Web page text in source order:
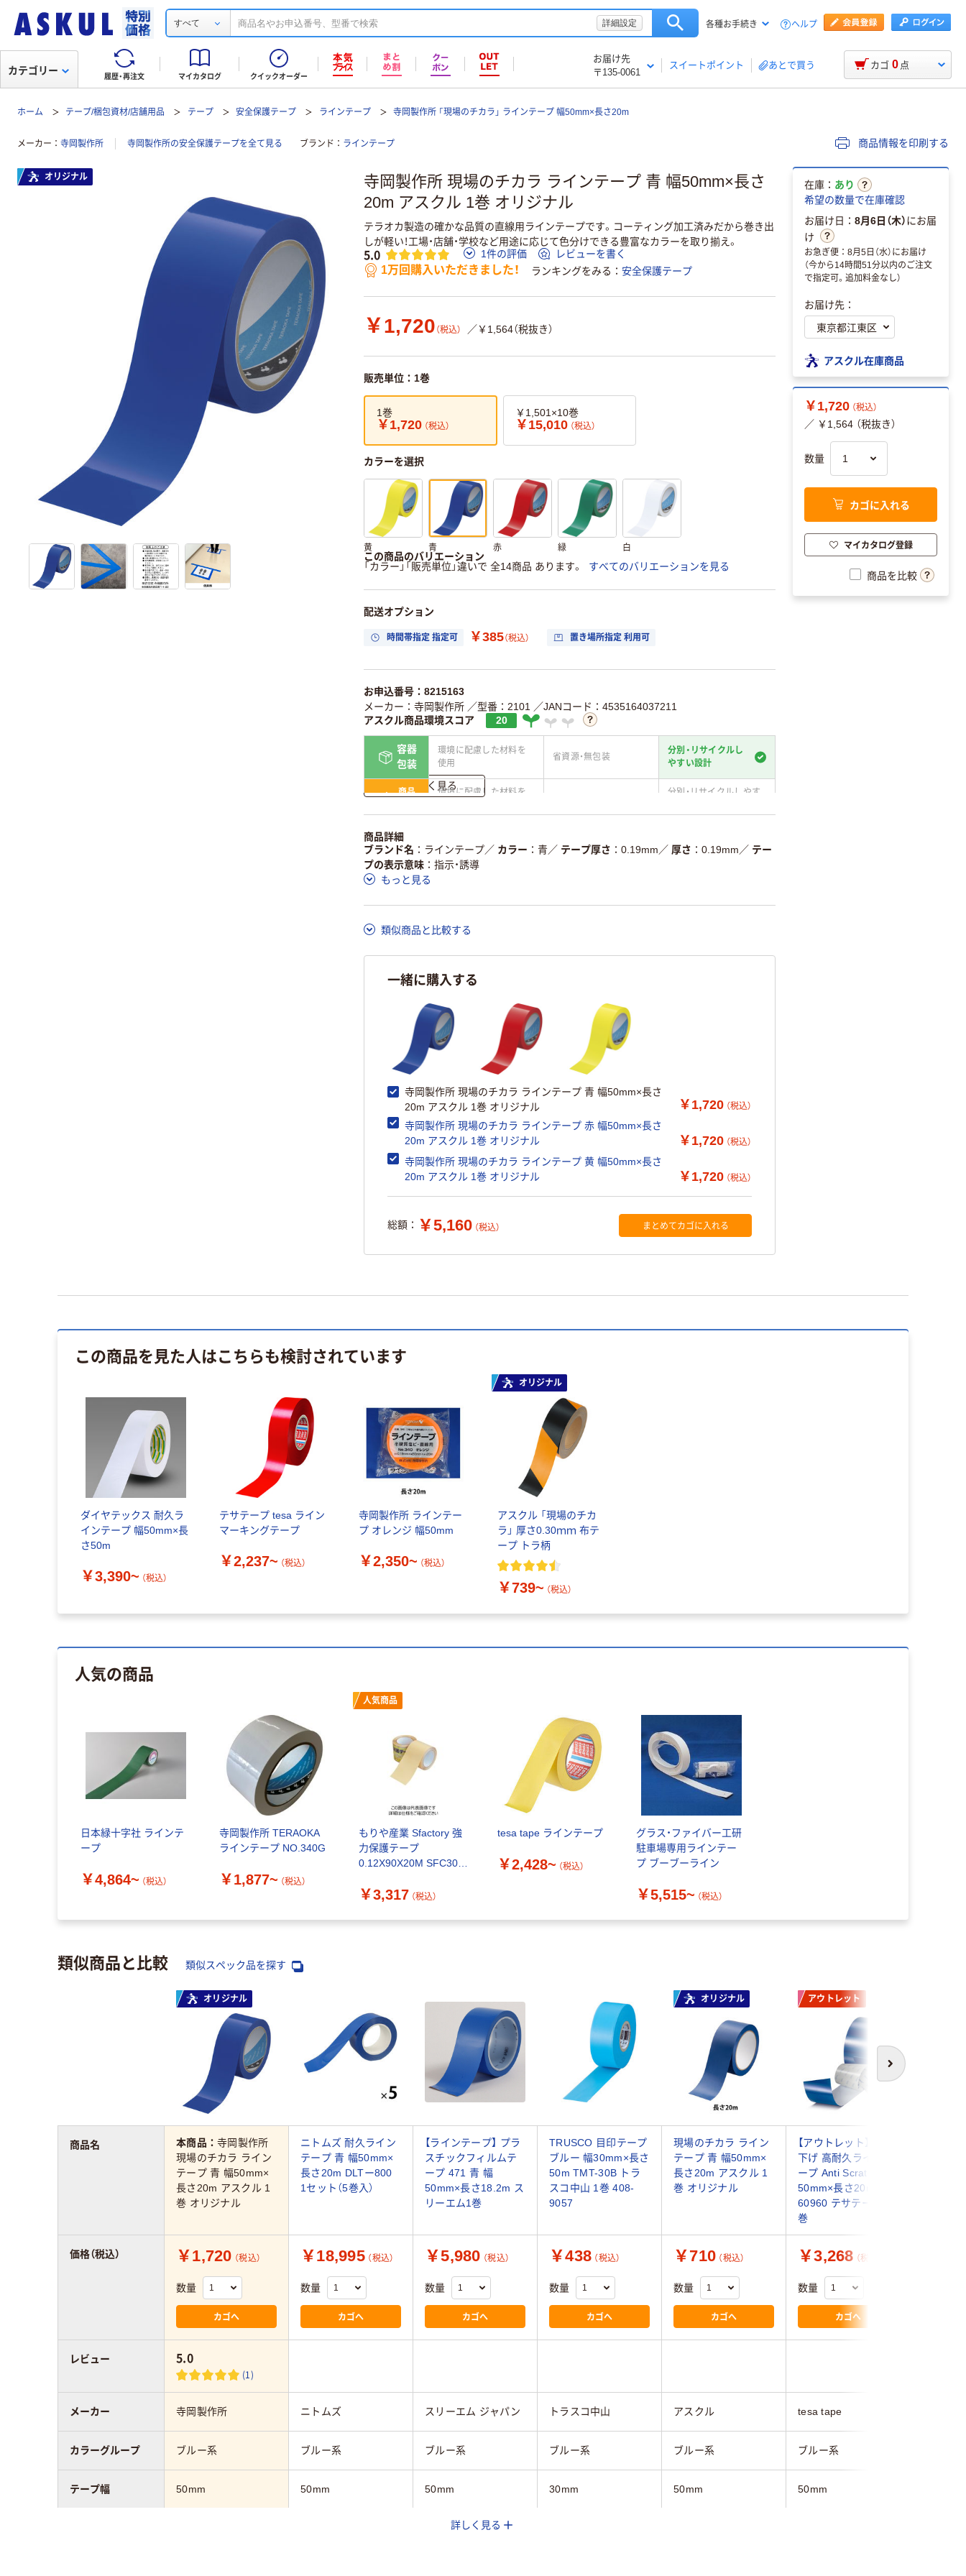
すべて 詳細設定 各種お手続き ヘルプ
履歴・再注文 マイカタログ クイックオーダー
お届け先
〒135-0061
スイートポイント あとで買う
カテゴリー カゴ 0 点
ホーム テープ/梱包資材/店舗用品 テープ 安全保護テープ ラインテープ 寺岡製作所 「現場のチカラ」 ラインテープ 幅50mm×長さ20m
メーカー 寺岡製作所 寺岡製作所の安全保護テープを全て見る ブランド ラインテープ 商品情報を印刷する
寺岡製作所 現場のチカラ ラインテープ 青 幅50mm×長さ
20m アスクル 1巻 オリジナル
テラオカ製造の確かな品質の直線用ラインテープです。コーティング加工済みだから巻き出
しが軽い！工場・店舗・学校など用途に応じて色分けできる豊富なカラーを取り揃え。
5.0 1件の評価 レビューを書く
1万回購入いただきました！ ランキングをみる 安全保護テープ
￥1,720 （税込） ／￥1,564（税抜き）
販売単位：1巻
1巻
￥1,720 （税込）
￥1,501×10巻
￥15,010 （税込）
カラーを選択
黄 青 赤 緑 白
この商品のバリエーション
「カラー」「販売単位」違いで 全14商品 あります。
すべてのバリエーションを見る
配送オプション
時間帯指定 指定可 ￥385（税込） 置き場所指定 利用可
お申込番号：8215163
メーカー：寺岡製作所 ／型番：2101 ／JANコード：4535164037211
アスクル商品環境スコア
20
容器
包装
環境に配慮した材料を
使用
省資源・無包装
分別・リサイクルし
やすい設計
商品
環境に配慮した材料を
分別・リサイクルしやす
仕組
ある
ている
削減
この商品の環境配慮ポイントです。詳しくはページ下部の商品詳細「
ア詳細／加点項目
詳しく見る
商品詳細
ブランド名
ラインテープ／ カラー 青／ テープ厚さ 0.19mm ／ 厚さ 0.19mm ／ テー
プの表示意味
指示・誘導
もっと見る
類似商品と比較する
一緒に購入する
寺岡製作所 現場のチカラ ラインテープ 青 幅50mm×長さ
20m アスクル 1巻 オリジナル
￥1,720 （税込）
寺岡製作所 現場のチカラ ラインテープ 赤 幅50mm×長さ
20m アスクル 1巻 オリジナル
￥1,720 （税込）
寺岡製作所 現場のチカラ ラインテープ 黄 幅50mm×長さ
20m アスクル 1巻 オリジナル
￥1,720 （税込）
総額： ￥5,160 （税込） まとめてカゴに入れる
オリジナル
在庫： あり
希望の数量で在庫確認
お届け日： 8月6日（木）にお届
け
お急ぎ便：8月5日（水）にお届け
（今から14時間51分以内のご注文
で指定可。追加料金なし）
お届け先：
アスクル在庫商品
￥1,720 （税込）
／ ￥1,564 （税抜き）
数量
カゴに入れる
マイカタログ登録
商品を比較
この商品を見た人はこちらも検討されています
ダイヤテックス 耐久ラ
インテープ 幅50mm×長
さ50m
￥3,390~ （税込）
テサテープ tesa ライン
マーキングテープ
￥2,237~ （税込）
寺岡製作所 ラインテー
プ オレンジ 幅50mm
￥2,350~ （税込）
オリジナル
アスクル 「現場のチカ
ラ」 厚さ0.30ｍｍ 布テ
ープ トラ柄
￥739~ （税込）
人気の商品
日本緑十字社 ラインテ
ープ
￥4,864~ （税込）
寺岡製作所 TERAOKA
ラインテープ NO.340G
￥1,877~ （税込）
人気商品
もりや産業 Sfactory 強
力保護テープ
0.12X90X20M SFC301
￥3,317 （税込）
tesa tape ラインテープ
￥2,428~ （税込）
グラス・ファイバー工研
駐車場専用ラインテー
プ ブーブーライン
￥5,515~ （税込）
類似商品と比較 類似スペック品を探す
次へ
オリジナル オリジナル アウトレット
本商品：寺岡製作所
現場のチカラ ライン
テープ 青 幅50mm×
長さ20m アスクル 1
巻 オリジナル
ニトムズ 耐久ライン
テープ 青 幅50mm×
長さ20m DLTー800
1セット（5巻入）
【ラインテープ】 プラ
スチックフィルムテ
ープ 471 青 幅
50mm×長さ18.2m ス
リーエム1巻
TRUSCO 目印テープ
ブルー 幅30mm×長さ
50m TMT-30B トラ
スコ中山 1巻 408-
9057
現場のチカラ ライン
テープ 青 幅50mm×
長さ20m アスクル 1
巻 オリジナル
【アウトレット】再値
下げ 高耐久ラインテ
ープ Anti Scratch 幅
50mm×長さ20m 青
60960 テサテープ 1
巻
￥1,720 （税込）
数量
カゴへ
￥18,995 （税込）
数量
カゴへ
￥5,980 （税込）
数量
カゴへ
￥438 （税込）
数量
カゴへ
￥710 （税込）
数量
カゴへ
￥3,268 （税込）
数量
カゴへ
5.0
(1)
寺岡製作所 ニトムズ スリーエム ジャパン トラスコ中山 アスクル tesa tape
ブルー系 ブルー系 ブルー系 ブルー系 ブルー系 ブルー系
50mm 50mm 50mm 30mm 50mm 50mm
18.2m
商品名
価格（税込）
レビュー
メーカー
カラーグループ
テープ幅
詳しく見る